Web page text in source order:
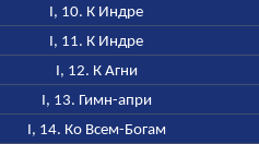
I, 10. К Индре
I, 11. К Индре
I, 12. К Агни
I, 13. Гимн-апри
I, 14. Ко Всем-Богам